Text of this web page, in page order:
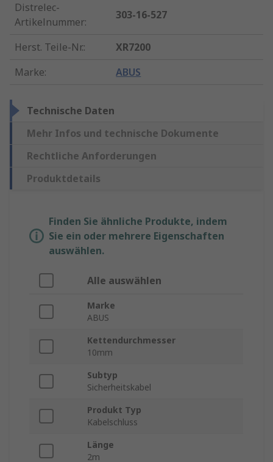
Distrelec-
Artikelnummer:
303-16-527
Herst. Teile-Nr.:
XR7200
Marke: ABUS
Technische Daten
Mehr Infos und technische Dokumente
Rechtliche Anforderungen
Produktdetails
Finden Sie ähnliche Produkte, indem
Sie ein oder mehrere Eigenschaften
auswählen.
Alle auswählen
Marke
ABUS
Kettendurchmesser
10mm
Subtyp
Sicherheitskabel
Produkt Typ
Kabelschluss
Länge
2m